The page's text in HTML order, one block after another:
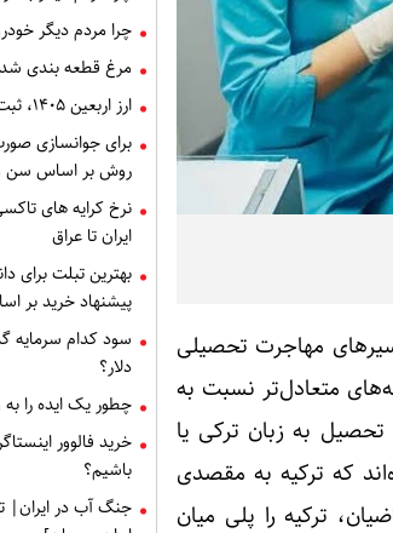
مهاجرت تحصیلی
متعادل‌تر نسبت به
به زبان ترکی یا
که ترکیه به مقصدی
ترکیه را پلی میان
چرا مردم دیگر
مرغ قطعه‌ بندی
ارز اربعین ۱۴۰۵، ثبت‌ نام و قیمت دینار
برای جوانسازی
روش بر اساس سن
ایران تا عراق
بهترین تبلت برای
پیشنهاد خرید بر
سود کدام سرمایه
دلار؟
چطور یک ایده را به
خرید فالوور
باشیم؟
جنگ آب در ایران|